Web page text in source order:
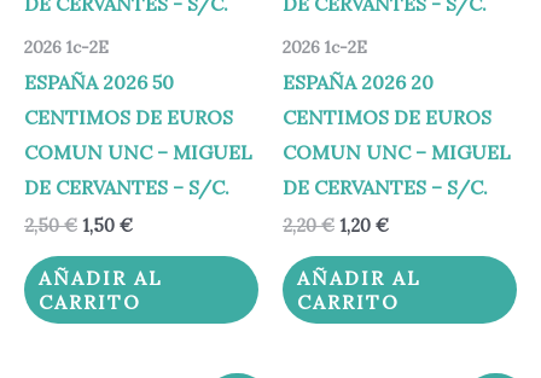
2026 1c-2E
ESPAÑA 2026 50
CENTIMOS DE EUROS
COMUN UNC – MIGUEL
DE CERVANTES – S/C.
2,50€ 1,50 €
AÑADIR AL
CARRITO
2026 1c-2E
ESPAÑA 2026 20
CENTIMOS DE EUROS
COMUN UNC – MIGUEL
DE CERVANTES – S/C.
2,20€ 1,20 €
AÑADIR AL
CARRITO